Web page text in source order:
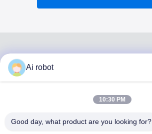
LABORATORY
Ai robot
10:30 PM
Good day, what product are you looking for?